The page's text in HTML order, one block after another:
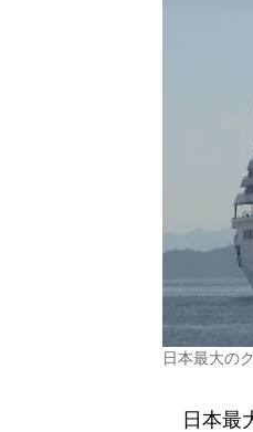
日本最大の
日本最